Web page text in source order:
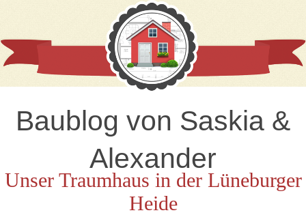
Baublog von Saskia &
Alexander
Unser Traumhaus in der Lüneburger
Heide